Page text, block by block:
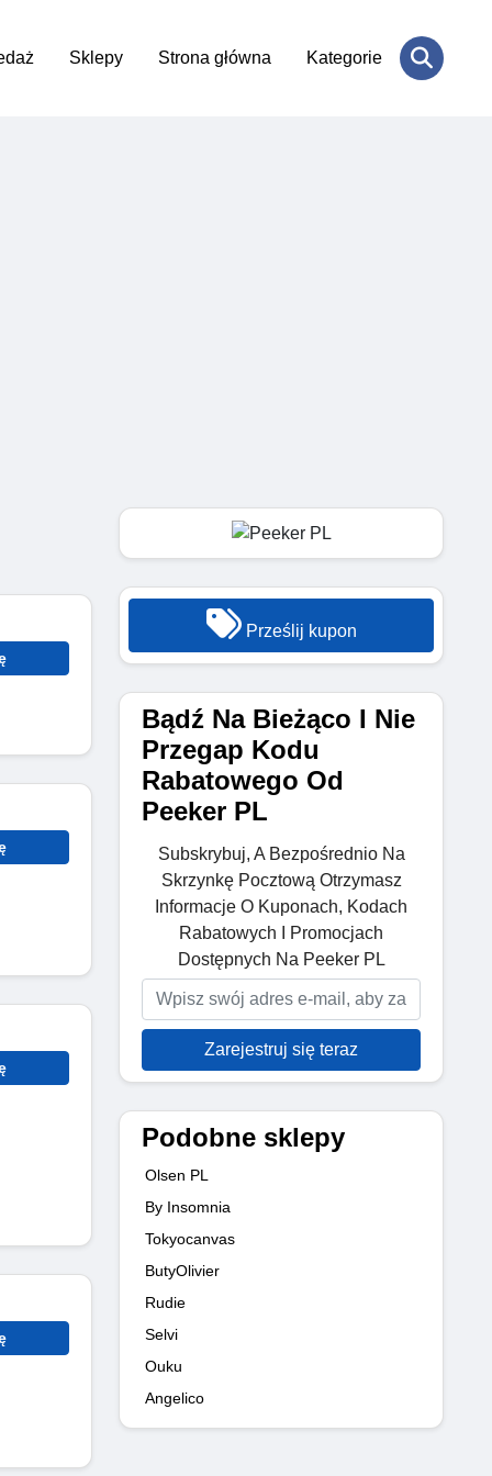
Sklepy Strona główna Kategorie
Prześlij kupon
Bądź Na Bieżąco I Nie
Przegap Kodu
Rabatowego Od
Peeker PL
Subskrybuj, A Bezpośrednio Na
Skrzynkę Pocztową Otrzymasz
Informacje O Kuponach, Kodach
Rabatowych I Promocjach
Dostępnych Na Peeker PL
Zarejestruj się teraz
Podobne sklepy
Olsen PL
By Insomnia
Tokyocanvas
ButyOlivier
Rudie
Selvi
Ouku
Angelico